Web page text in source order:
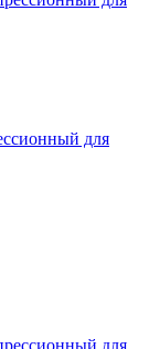
для